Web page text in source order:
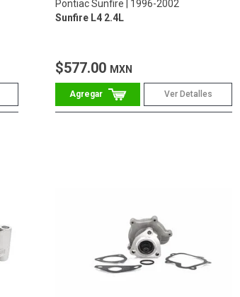
Pontiac Sunfire
1996-2002
Sunfire L4 2.4L
$577.00 MXN
Ver Detalles